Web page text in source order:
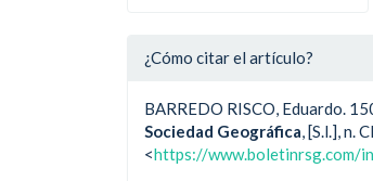
¿Cómo citar el artículo?
BARREDO RISCO, Eduardo.
Sociedad Geográfica, [S.l.], n.
<https://www.boletinrsg.com/